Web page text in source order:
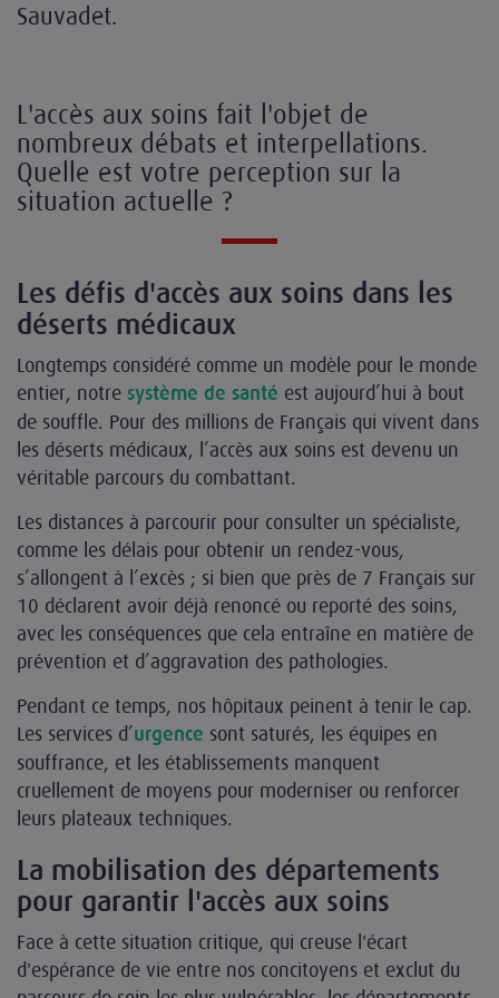
Sauvadet.
L'accès aux soins fait l'objet de
nombreux débats et interpellations.
Quelle est votre perception sur la
situation actuelle ?
Les défis d'accès aux soins dans les
déserts médicaux
Longtemps considéré comme un modèle pour le monde
entier, notre système de santé est aujourd’hui à bout
de souffle. Pour des millions de Français qui vivent dans
les déserts médicaux, l’accès aux soins est devenu un
véritable parcours du combattant.
Les distances à parcourir pour consulter un spécialiste,
comme les délais pour obtenir un rendez-vous,
s’allongent à l’excès ; si bien que près de 7 Français sur
10 déclarent avoir déjà renoncé ou reporté des soins,
avec les conséquences que cela entraîne en matière de
prévention et d’aggravation des pathologies.
Pendant ce temps, nos hôpitaux peinent à tenir le cap.
Les services d’urgence sont saturés, les équipes en
souffrance, et les établissements manquent
cruellement de moyens pour moderniser ou renforcer
leurs plateaux techniques.
La mobilisation des départements
pour garantir l'accès aux soins
Face à cette situation critique, qui creuse l'écart
d'espérance de vie entre nos concitoyens et exclut du